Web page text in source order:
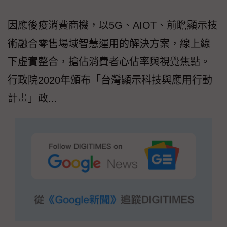
因應後疫消費商機，以5G、AIOT、前瞻顯示技
術融合零售場域智慧運用的解決方案，線上線
下虛實整合，搶佔消費者心佔率與視覺焦點。
行政院2020年頒布「台灣顯示科技與應用行動
計畫」政...